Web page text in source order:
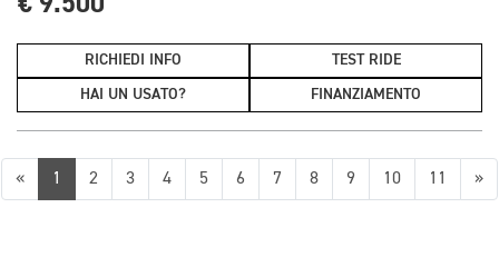
RICHIEDI INFO TEST RIDE
HAI UN USATO? FINANZIAMENTO
«Precedente
1 2 3 4 5 6 7 8 9 10 11 »